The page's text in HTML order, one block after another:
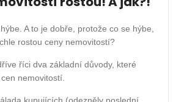
A to je dobře, protože co se hýbe,
rostou ceny nemovitostí?
říci dva základní důvody, které
nemovitostí.